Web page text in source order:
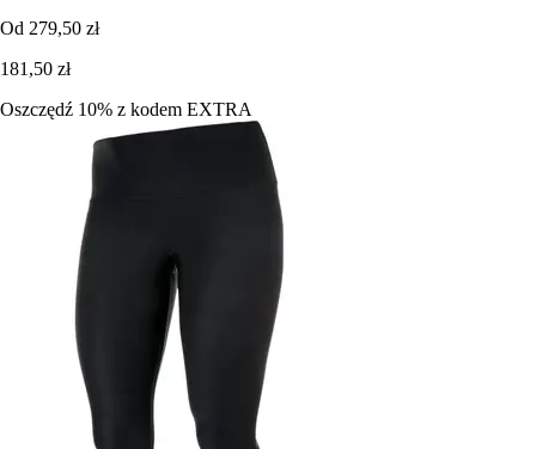
Od 279,50 zł
181,50 zł
Oszczędź 10% z kodem EXTRA